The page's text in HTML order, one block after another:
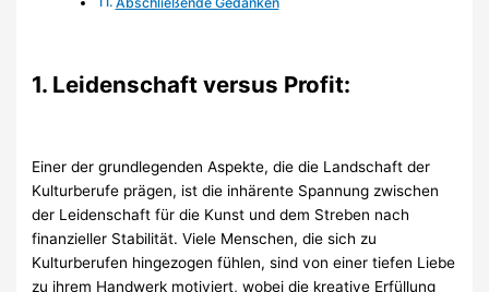
1. Leidenschaft versus Profit:
Einer der grundlegenden Aspekte, die die Landschaft der
Kulturberufe prägen, ist die inhärente Spannung zwischen
der Leidenschaft für die Kunst und dem Streben nach
finanzieller Stabilität. Viele Menschen, die sich zu
Kulturberufen hingezogen fühlen, sind von einer tiefen Liebe
zu ihrem Handwerk motiviert, wobei die kreative Erfüllung